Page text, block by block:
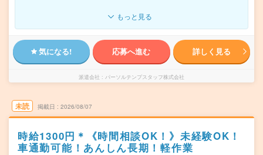
もっと見る
気になる! 応募へ進む 詳しく見る
派遣会社 パーソルテンプスタッフ株式会社
未読 掲載日 2026/08/07
時給1300円＊《時間相談OK！》未経験OK！
車通勤可能！あんしん長期！軽作業